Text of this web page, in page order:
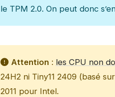
le TPM 2.0. On peut donc
Attention : les CPU non
24H2 ni Tiny11 2409 (basé
2011 pour Intel.